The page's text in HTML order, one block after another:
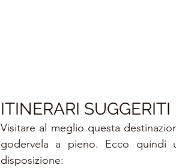
ITINERARI SUGGERITI
Visitare al meglio questa
godervela a pieno. Ecco
disposizione: